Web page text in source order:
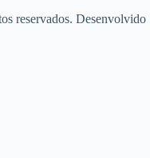
reservados. Desenvolvido